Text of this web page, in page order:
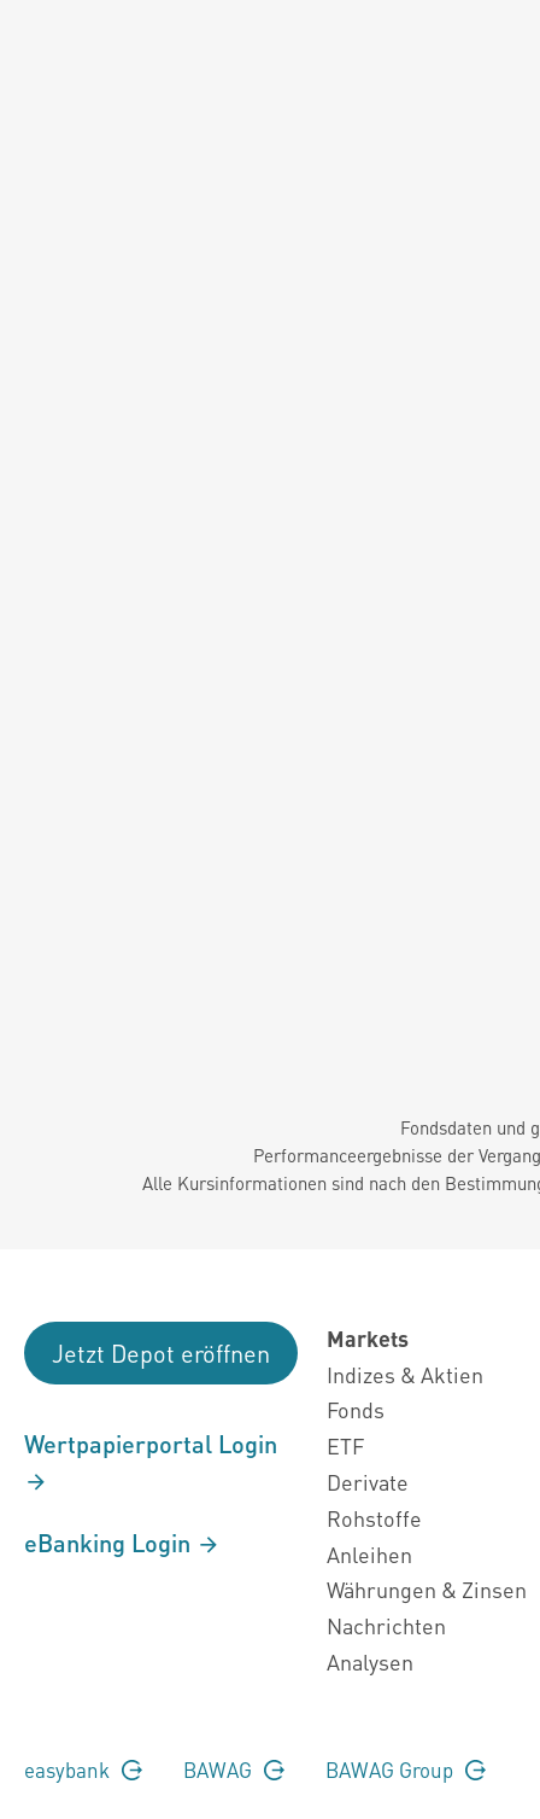
Fondsdaten und
Performanceergebnisse der
Alle Kursinformationen sind nach den
Jetzt Depot eröffnen
Wertpapierportal Login
eBanking Login
Markets
Indizes & Aktien
Fonds
ETF
Derivate
Rohstoffe
Anleihen
Währungen & Zinsen
Nachrichten
Analysen
easybank BAWAG BAWAG Group